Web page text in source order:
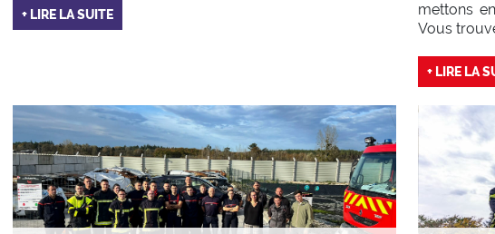
+ LIRE LA SUITE
mettons
Vous
+ LIRE LA